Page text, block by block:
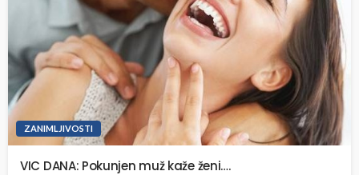
ZANIMLJIVOSTI
VIC DANA: Pokunjen muž kaže ženi….